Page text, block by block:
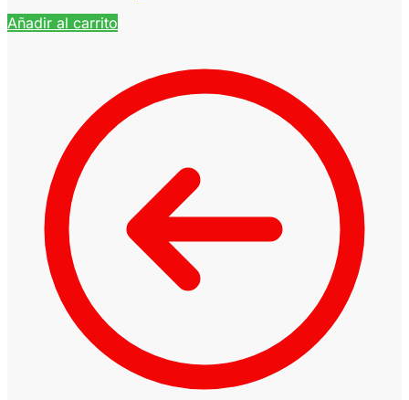
Añadir al carrito